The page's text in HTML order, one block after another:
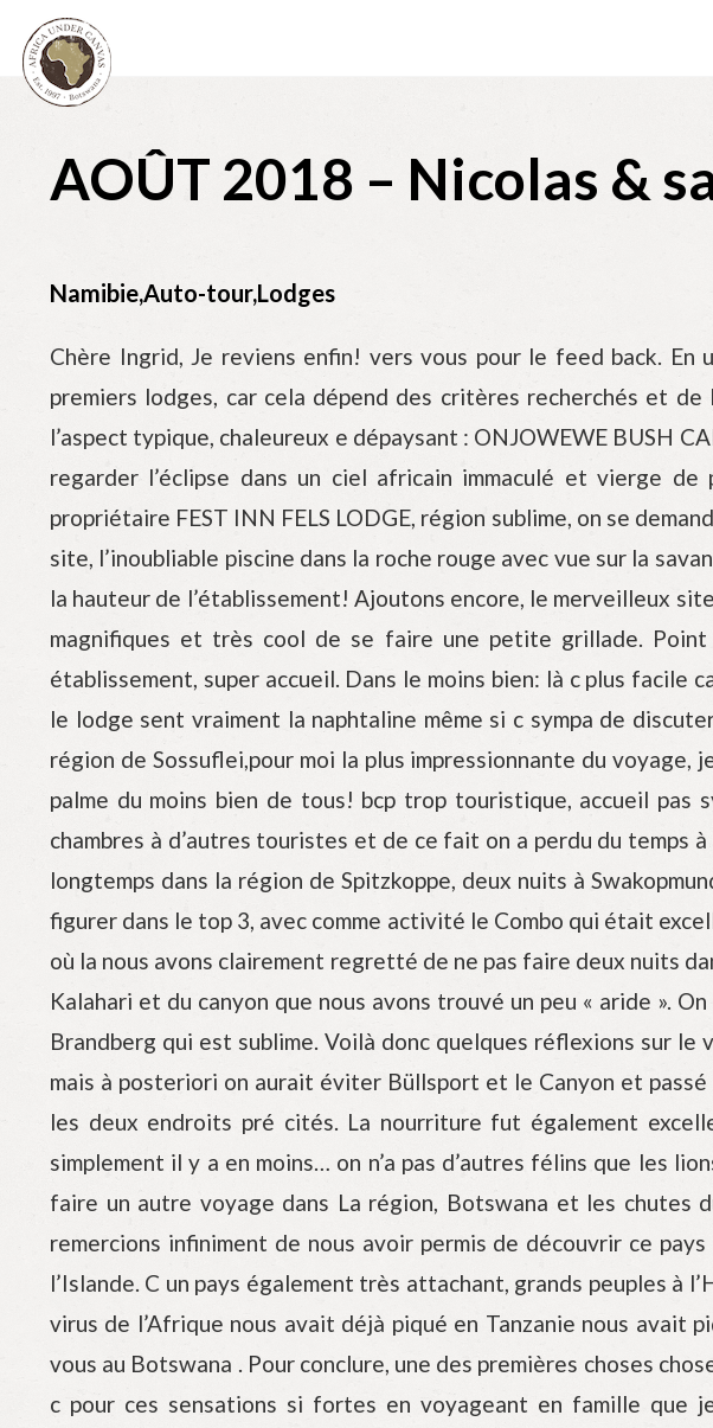
AOÛT 2018 – Nicolas &
Namibie,Auto-tour,Lodges
Chère Ingrid, Je reviens enfin! vers vous pour le feed back.
premiers lodges, car cela dépend des critères recherchés et
l’aspect typique, chaleureux e dépaysant : ONJOWEWE BUSH
regarder l’éclipse dans un ciel africain immaculé et vierge
propriétaire FEST INN FELS LODGE, région sublime, on se
site, l’inoubliable piscine dans la roche rouge avec vue sur la
la hauteur de l’établissement! Ajoutons encore, le merveilleux
magnifiques et très cool de se faire une petite grillade.
établissement, super accueil. Dans le moins bien: là c plus facile
le lodge sent vraiment la naphtaline même si c sympa de
région de Sossuflei,pour moi la plus impressionnante du
palme du moins bien de tous! bcp trop touristique, accueil pas
chambres à d’autres touristes et de ce fait on a perdu du temps
longtemps dans la région de Spitzkoppe, deux nuits à
figurer dans le top 3, avec comme activité le Combo qui était
où la nous avons clairement regretté de ne pas faire deux nuits
Kalahari et du canyon que nous avons trouvé un peu « aride ».
Brandberg qui est sublime. Voilà donc quelques réflexions sur
mais à posteriori on aurait éviter Büllsport et le Canyon et
les deux endroits pré cités. La nourriture fut également
simplement il y a en moins… on n’a pas d’autres félins que les
faire un autre voyage dans La région, Botswana et les chutes
remercions infiniment de nous avoir permis de découvrir ce
l’Islande. C un pays également très attachant, grands peuples à
virus de l’Afrique nous avait déjà piqué en Tanzanie nous
vous au Botswana . Pour conclure, une des premières choses
c pour ces sensations si fortes en voyageant en famille que